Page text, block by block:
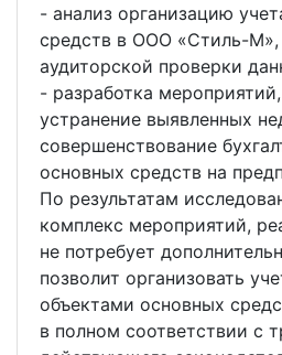
- анализ организацию
средств в ООО «Стиль-М»,
аудиторской проверки
- разработка
устранение выявленных
совершенствование
основных средств на
По результатам
комплекс мероприятий,
не потребует
позволит организовать
объектами основных
в полном соответствии с